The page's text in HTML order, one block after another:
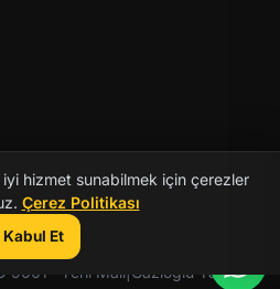
Tüm hakları saklıdır.
9001 · Yerli Malı|Gazioğlu Yazılım
hizmet sunabilmek için çerezler
Çerez Politikası
Kabul Et